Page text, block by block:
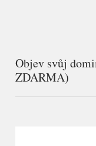
Objev svůj
ZDARMA)